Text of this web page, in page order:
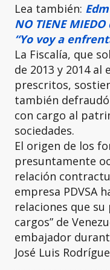
Lea también:
NO TIENE
“Yo voy a
La Fiscalía, que
de 2013 y 2014
prescritos,
también
con cargo al
sociedades.
El origen de los
presuntamente
relación
empresa PDVSA
relaciones que
cargos” de
embajador
José Luis